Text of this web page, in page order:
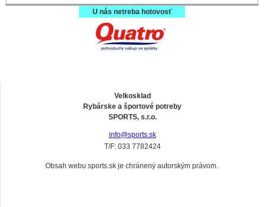
U nás netreba hotovosť
Velkosklad
Rybárske a športové potreby
SPORTS, s.r.o.
info@sports.sk
T/F: 033 7782424
Obsah webu sports.sk je chránený autorským právom.